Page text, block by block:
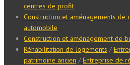
centres de profit
Construction et aménagements de
automobile
Construction et aménagement de
Réhabilitation de logements /
patrimoine ancien / Entreprise de